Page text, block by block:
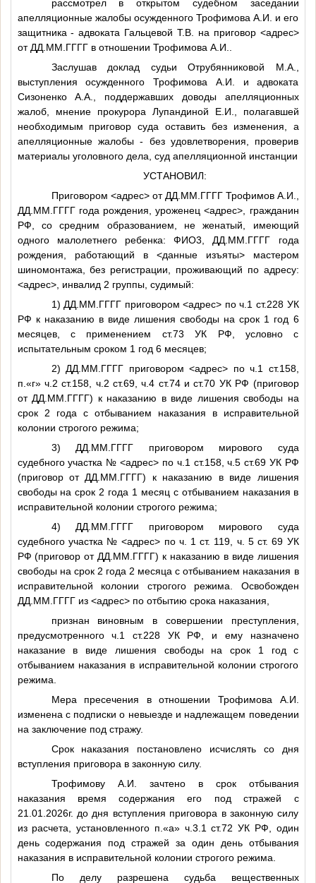
рассмотрел в открытом судебном заседании
апелляционные жалобы осужденного Трофимова А.И. и его
защитника - адвоката Гальцевой Т.В. на приговор <адрес>
от ДД.ММ.ГГГГв отношении Трофимова А.И.
Заслушав доклад судьи Отрубянниковой М.А.,
выступления осужденного Трофимова А.И. и адвоката
Сизоненко А.А., поддержавших доводы апелляционных
жалоб, мнение прокурора Лупандиной Е.И., полагавшей
необходимым приговор суда оставить без изменения, а
апелляционные жалобы - без удовлетворения, проверив
материалы уголовного дела, суд апелляционной инстанции
УСТАНОВИЛ:
Приговором <адрес>от ДД.ММ.ГГГГ Трофимов А.И.
ДД.ММ.ГГГГгода рождения, уроженец<адрес> , гражданин
РФ, со средним образованием, не женатый, имеющий
одного малолетнего ребенка:ФИО3 ДД.ММ.ГГГГ года
рождения, работающий в <данные изъяты>мастером
шиномонтажа, без регистрации, проживающий по адресу:
<адрес>, инвалид 2 группы, судимый:
1) ДД.ММ.ГГГГ приговором<адрес> по ч.1 ст.228 УК
РФ к наказанию в виде лишения свободы на срок 1 год 6
месяцев, с применением ст.73 УК РФ, условно с
испытательным сроком 1 год 6 месяцев;
2) ДД.ММ.ГГГГ приговором <адрес> по ч.1 ст.158,
п.«г» ч.2 ст.158, ч.2 ст.69, ч.4 ст.74 и ст.70 УК РФ (приговор
от ДД.ММ.ГГГГ) к наказанию в виде лишения свободы на
срок 2 года с отбыванием наказания в исправительной
колонии строгого режима;
3) ДД.ММ.ГГГГ приговором мирового суда
судебного участка № <адрес> по ч.1 ст.158, ч.5 ст.69 УК РФ
(приговор от ДД.ММ.ГГГГ) к наказанию в виде лишения
свободы на срок 2 года 1 месяц с отбыванием наказания в
исправительной колонии строгого режима;
4) ДД.ММ.ГГГГ приговором мирового суда
судебного участка № <адрес> по ч. 1 ст. 119, ч. 5 ст. 69 УК
РФ (приговор от ДД.ММ.ГГГГ) к наказанию в виде лишения
свободы на срок 2 года 2 месяца с отбыванием наказания в
исправительной колонии строгого режима. Освобожден
ДД.ММ.ГГГГиз <адрес>по отбытию срока наказания,
признан виновным в совершении преступления,
предусмотренного ч.1 ст.228 УК РФ, и ему назначено
наказание в виде лишения свободы на срок 1 год с
отбыванием наказания в исправительной колонии строгого
режима.
Мера пресечения в отношении Трофимова А.И.
изменена с подписки о невыезде и надлежащем поведении
на заключение под стражу.
Срок наказания постановлено исчислять со дня
вступления приговора в законную силу.
Трофимову А.И. зачтено в срок отбывания
наказания время содержания его под стражей с
21.01.2026г. до дня вступления приговора в законную силу
из расчета, установленного п.«а» ч.3.1 ст.72 УК РФ, один
день содержания под стражей за один день отбывания
наказания в исправительной колонии строгого режима.
По делу разрешена судьба вещественных